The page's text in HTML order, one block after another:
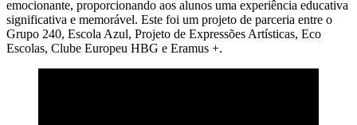
emocionante, proporcionando aos alunos uma experiência educativa
significativa e memorável. Este foi um projeto de parceria entre o
Grupo 240, Escola Azul, Projeto de Expressões Artísticas, Eco
Escolas, Clube Europeu HBG e Eramus +.